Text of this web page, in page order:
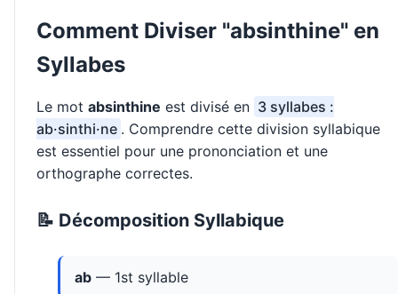
Comment Diviser "absinthine" en
Syllabes
Le mot absinthine est divisé en 3 syllabes :
ab·sinthi·ne . Comprendre cette division syllabique
est essentiel pour une prononciation et une
orthographe correctes.
📝 Décomposition Syllabique
ab — 1st syllable